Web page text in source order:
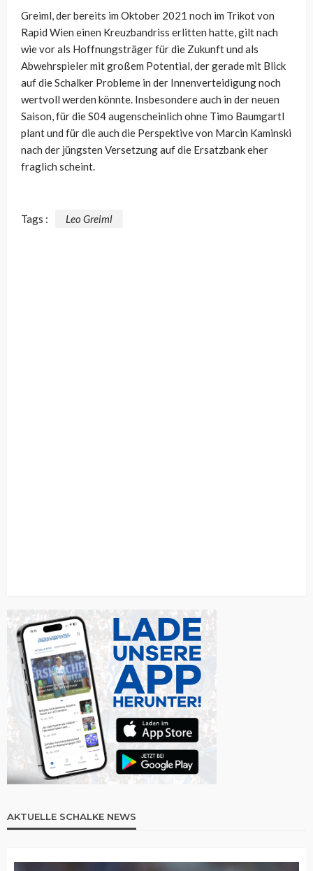
Greiml, der bereits im Oktober 2021 noch im Trikot von
Rapid Wien einen Kreuzbandriss erlitten hatte, gilt nach
wie vor als Hoffnungsträger für die Zukunft und als
Abwehrspieler mit großem Potential, der gerade mit Blick
auf die Schalker Probleme in der Innenverteidigung noch
wertvoll werden könnte. Insbesondere auch in der neuen
Saison, für die S04 augenscheinlich ohne Timo Baumgartl
plant und für die auch die Perspektive von Marcin Kaminski
nach der jüngsten Versetzung auf die Ersatzbank eher
fraglich scheint.
Tags : Leo Greiml
AKTUELLE SCHALKE NEWS